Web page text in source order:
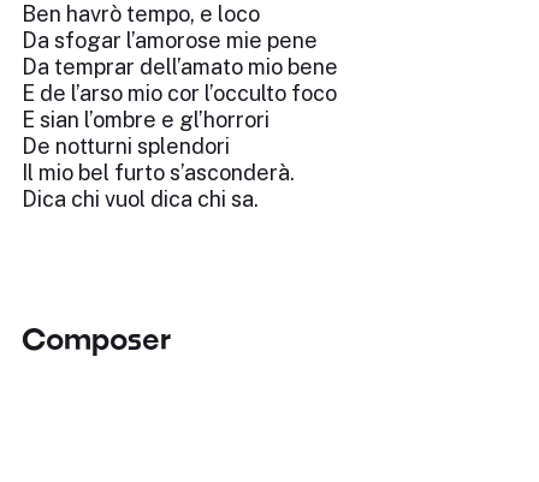
Ben havrò tempo, e loco
Da sfogar l’amorose mie pene
Da temprar dell’amato mio bene
E de l’arso mio cor l’occulto foco
E sian l’ombre e gl’horrori
De notturni splendori
Il mio bel furto s’asconderà.
Dica chi vuol dica chi sa.
Composer